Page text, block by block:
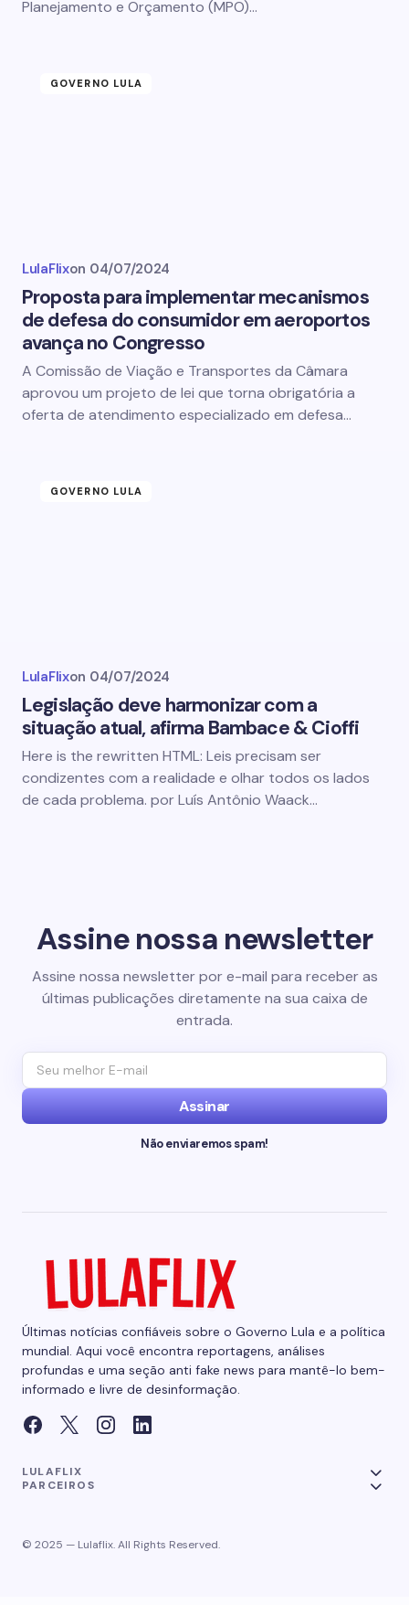
Planejamento e Orçamento (MPO)…
GOVERNO LULA
LulaFlixon 04/07/2024
Proposta para implementar mecanismos
de defesa do consumidor em aeroportos
avança no Congresso
A Comissão de Viação e Transportes da Câmara
aprovou um projeto de lei que torna obrigatória a
oferta de atendimento especializado em defesa…
GOVERNO LULA
LulaFlixon 04/07/2024
Legislação deve harmonizar com a
situação atual, afirma Bambace & Cioffi
Here is the rewritten HTML: Leis precisam ser
condizentes com a realidade e olhar todos os lados
de cada problema. por Luís Antônio Waack…
Assine nossa newsletter
Assine nossa newsletter por e-mail para receber as
últimas publicações diretamente na sua caixa de
entrada.
Assinar
Não enviaremos spam!
Últimas notícias confiáveis sobre o Governo Lula e a política
mundial. Aqui você encontra reportagens, análises
profundas e uma seção anti fake news para mantê-lo bem-
informado e livre de desinformação.
LULAFLIX
PARCEIROS
© 2025 — Lulaflix. All Rights Reserved.